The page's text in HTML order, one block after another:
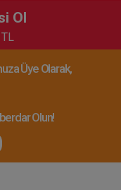
Ol
Üye Olarak,
Olun!